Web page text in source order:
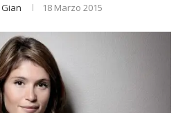
Gian 18 Marzo 2015